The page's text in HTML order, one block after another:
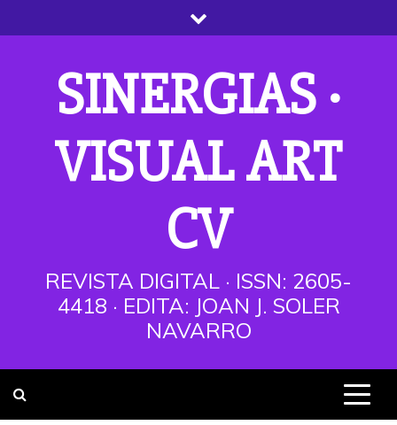
al
SINERGIAS ·
VISUAL ART
CV
REVISTA DIGITAL · ISSN: 2605-
4418 · EDITA: JOAN J. SOLER
NAVARRO